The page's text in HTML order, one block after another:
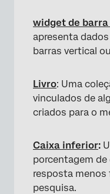
widget de barra
apresenta
barras vertical
Livro: Uma
vinculados de
criados para o
Caixa inferior:
porcentagem
resposta menos
pesquisa.